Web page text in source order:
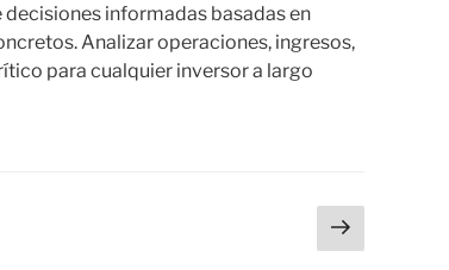
decisiones informadas basadas en
Analizar operaciones, ingresos,
para cualquier inversor a largo
Siguiente
página